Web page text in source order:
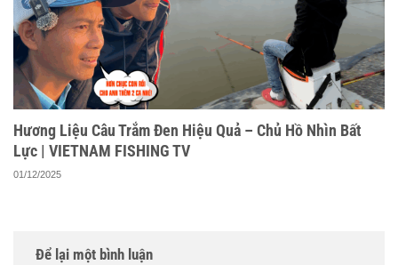
Hương Liệu Câu Trắm Đen Hiệu Quả – Chủ Hồ Nhìn Bất
Lực | VIETNAM FISHING TV
01/12/2025
Để lại một bình luận